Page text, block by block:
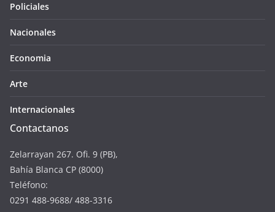
Policiales
Nacionales
Economia
Arte
Internacionales
Contactanos
Zelarrayan 267. Ofi. 9 (PB),
Bahía Blanca CP (8000)
Teléfono:
0291 488-9688/ 488-3316